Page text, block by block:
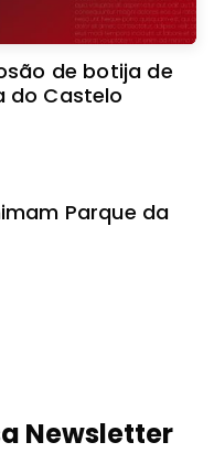
de botija de
do Castelo
Parque da
Newsletter